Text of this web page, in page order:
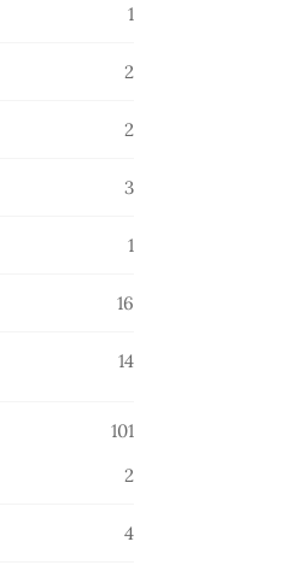
1
2
2
33
1
16
1414
101
2
44